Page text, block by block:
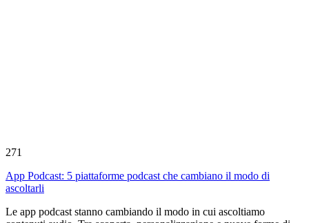
271
App Podcast: 5 piattaforme podcast che cambiano il modo di
ascoltarli
Le app podcast stanno cambiando il modo in cui ascoltiamo